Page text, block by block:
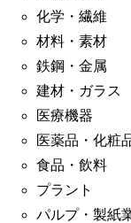
化学・繊維
材料・素材
鉄鋼・金属
建材・ガラス
医療機器
医薬品・化粧
食品・飲料
プラント
パルプ・製紙